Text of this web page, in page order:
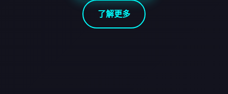
了解更多